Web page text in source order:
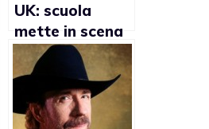
UK: scuola
mette in scena
spettacolo
senza
riferimenti gay.
L’autore manda